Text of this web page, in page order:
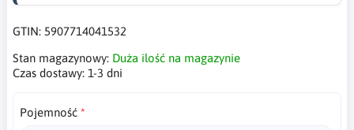
GTIN: 5907714041532
Stan magazynowy: Duża ilość na magazynie
Czas dostawy: 1-3 dni
Pojemność